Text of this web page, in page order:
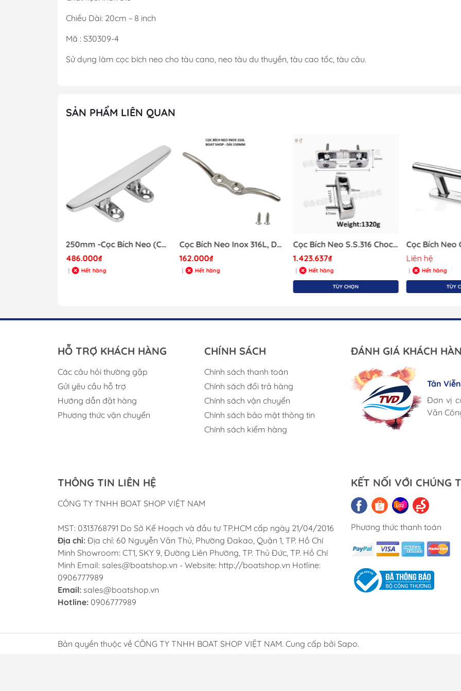
Chiều Dài: 20cm ~ 8 inch
Mã : S30309-4
Sử dụng làm cọc bích neo cho tàu cano, neo tàu du thuyền, tàu cao tốc, tàu câu.
SẢN PHẨM LIÊN QUAN
250mm -Cọc Bích Neo (Cong Dẹt), Chất Liệu Inox 316, Chiều Dài 10 Inch, Mã S30309-5
486.000₫
| Hết hàng
Cọc Bích Neo Inox 316L, Dài 150mm, Boat Shop, Mã S30315
162.000₫
| Hết hàng
Cọc Bích Neo S.S.316 Chocks
1.423.637₫
| Hết hàng
TÙY CHỌN
Liên hệ
| Hết hàng
TÙY
HỖ TRỢ KHÁCH HÀNG
Các câu hỏi thường gặp
Gửi yêu cầu hỗ trợ
Hướng dẫn đặt hàng
Phương thức vận chuyển
CHÍNH SÁCH
Chính sách thanh toán
Chính sách đổi trả hàng
Chính sách vận chuyển
Chính sách bảo mật thông tin
Chính sách kiểm hàng
ĐÁNH GIÁ KHÁCH
Tân
Đơn vị
Văn
Corsair
Cung
Triac
Chúng
Việt
Giá cả
THÔNG TIN LIÊN HỆ
CÔNG TY TNHH BOAT SHOP VIỆT NAM
MST: 0313768791 Do Sở Kế Hoạch và đầu tư TP.HCM cấp ngày 21/04/2016
Địa chỉ: Địa chỉ: 60 Nguyễn Văn Thủ, Phường Đakao, Quận 1, TP. Hồ Chí
Minh Showroom: CT1, SKY 9, Đường Liên Phường, TP. Thủ Đức, TP. Hồ Chí
Minh Email: sales@boatshop.vn - Website: http://boatshop.vn Hotline:
0906777989
Email: sales@boatshop.vn
Hotline: 0906777989
KẾT NỐI VỚI CHÚNG
Phương thức thanh toán
Bản quyền thuộc về CÔNG TY TNHH BOAT SHOP VIỆT NAM. Cung cấp bởi Sapo.